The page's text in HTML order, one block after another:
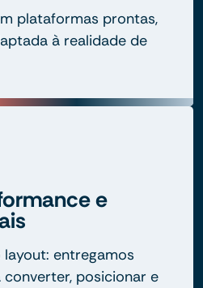
plataformas prontas,
à realidade de
e
layout: entregamos
posicionar e